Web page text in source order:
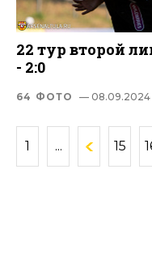
22 тур второй
- 2:0
64 ФОТО — 08.09.2024
1 ... 15